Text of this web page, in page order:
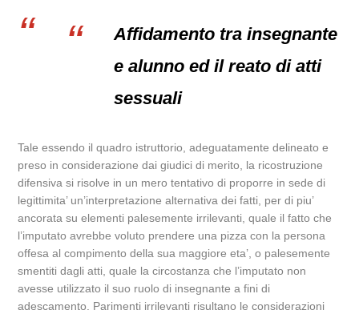
Affidamento tra insegnante
e alunno ed il reato di atti
sessuali
Tale essendo il quadro istruttorio, adeguatamente delineato e
preso in considerazione dai giudici di merito, la ricostruzione
difensiva si risolve in un mero tentativo di proporre in sede di
legittimita’ un’interpretazione alternativa dei fatti, per di piu’
ancorata su elementi palesemente irrilevanti, quale il fatto che
l’imputato avrebbe voluto prendere una pizza con la persona
offesa al compimento della sua maggiore eta’, o palesemente
smentiti dagli atti, quale la circostanza che l’imputato non
avesse utilizzato il suo ruolo di insegnante a fini di
adescamento. Parimenti irrilevanti risultano le considerazioni